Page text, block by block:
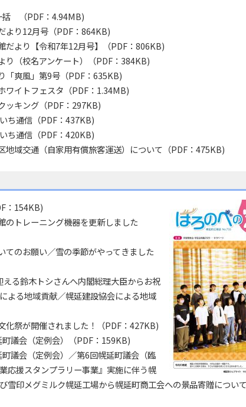
括 （PDF：4.94MB)
より12月号（PDF：864KB)
だより【令和7年12月号】（PDF：806KB)
り（校名アンケート）（PDF：384KB)
「爽風」第9号（PDF：635KB)
ワイトフェスタ（PDF：1.34MB)
ッキング（PDF：297KB)
ち通信（PDF：437KB)
ち通信（PDF：420KB)
地域交通（自家用有償旅客運送）について（PDF：475KB)
：154KB)
のトレーニング機器を更新しました
てのお願い／雪の季節がやってきました
る鈴木トシさんへ内閣総理大臣からお祝
よる地域貢献／幌延建設協会による地域
化祭が開催されました！（PDF：427KB)
議会（定例会）（PDF：159KB)
議会（定例会）／第6回幌延町議会（臨
応援スタンプラリー事業』実施に伴う幌
雪印メグミルク幌延工場から幌延町商工会への景品寄贈につい